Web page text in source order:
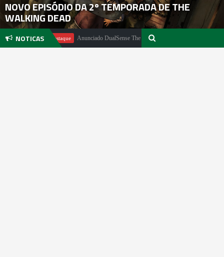
NOVO EPISÓDIO DA 2º TEMPORADA DE THE
WALKING DEAD
NOTICASEm Destaque Anunciado DualSense The Last of Us Limited Edition